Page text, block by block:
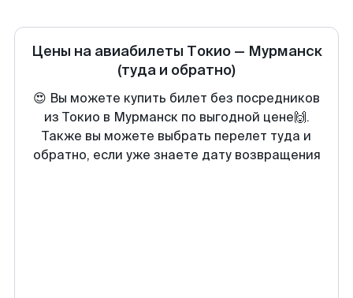
Цены на авиабилеты Токио— Мурманск
(туда и обратно)
😍 Вы можете купить билет без посредников
из Токио в Мурманск по выгодной цене🙌.
Также вы можете выбрать перелет туда и
обратно, если уже знаете дату возвращения